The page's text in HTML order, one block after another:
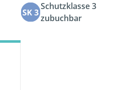
Schutzklasse 3
zubuchbar